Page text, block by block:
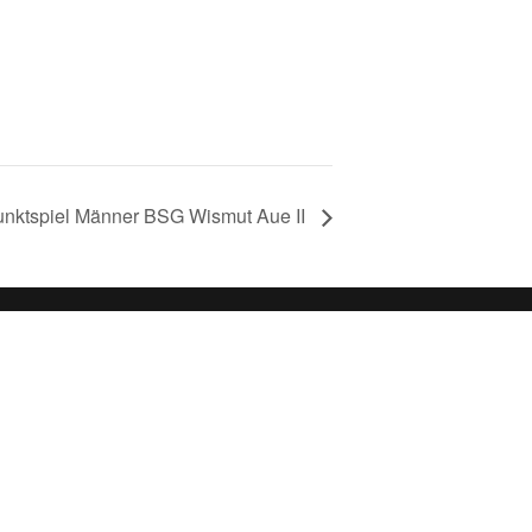
Männer BSG Wismut Aue II